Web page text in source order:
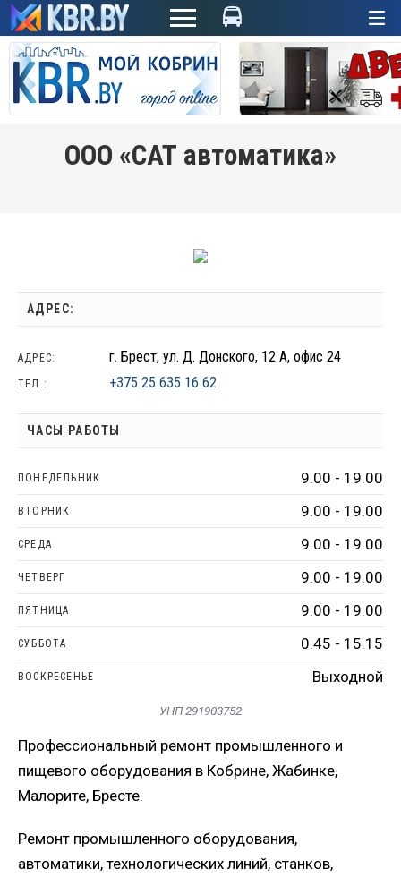
ООО «САТ автоматика»
АДРЕС:
АДРЕС: г. Брест, ул. Д. Донского, 12 А, офис 24
ТЕЛ.: +375 25 635 16 62
ЧАСЫ РАБОТЫ
ПОНЕДЕЛЬНИК 9.00 - 19.00
ВТОРНИК 9.00 - 19.00
СРЕДА 9.00 - 19.00
ЧЕТВЕРГ 9.00 - 19.00
ПЯТНИЦА 9.00 - 19.00
СУББОТА 0.45 - 15.15
ВОСКРЕСЕНЬЕ Выходной
УНП 291903752
Профессиональный ремонт промышленного и
пищевого оборудования в Кобрине, Жабинке,
Малорите, Бресте.
Ремонт промышленного оборудования,
автоматики, технологических линий, станков,